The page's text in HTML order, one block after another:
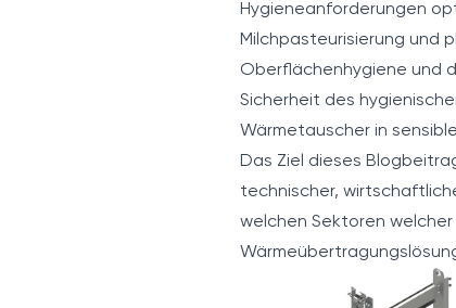
Hygieneanforderungen
Milchpasteurisierung und
Oberflächenhygiene und
Sicherheit des
Wärmetauscher in
Das Ziel dieses
technischer,
welchen Sektoren